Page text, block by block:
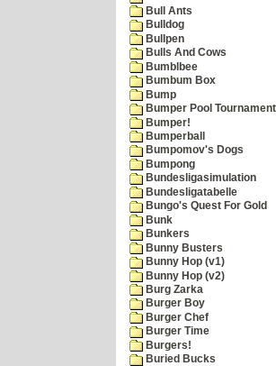
Bull Ants
Bulldog
Bullpen
Bulls And Cows
Bumblbee
Bumbum Box
Bump
Bumper Pool Tournament
Bumper!
Bumperball
Bumpomov's Dogs
Bumpong
Bundesligasimulation
Bundesligatabelle
Bungo's Quest For Gold
Bunk
Bunkers
Bunny Busters
Bunny Hop (v1)
Bunny Hop (v2)
Burg Zarka
Burger Boy
Burger Chef
Burger Time
Burgers!
Buried Bucks